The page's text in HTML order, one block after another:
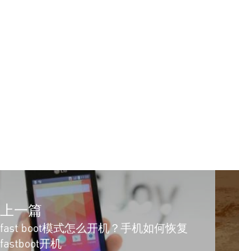
上一篇
fast boot模式怎么开机？手机如何恢复
fastboot开机